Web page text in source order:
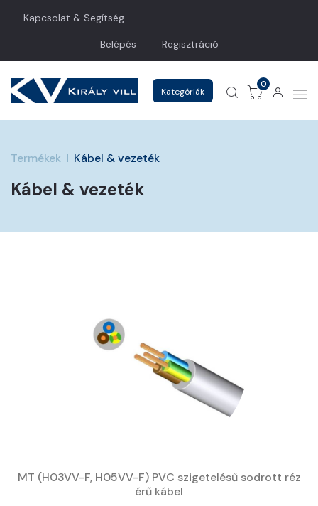
Kapcsolat & Segítség
Belépés Regisztráció
Kategóriák
0
Termékek Kábel & vezeték
Kábel & vezeték
MT (H03VV-F, H05VV-F) PVC szigetelésű sodrott réz
érű kábel